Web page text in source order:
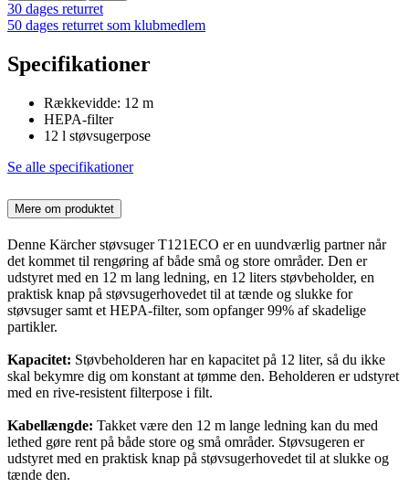
30 dages returret
50 dages returret som klubmedlem
Specifikationer
Rækkevidde: 12 m
HEPA-filter
12 l støvsugerpose
Se alle specifikationer
Mere om produktet
Denne Kärcher støvsuger T121ECO er en uundværlig partner når
det kommet til rengøring af både små og store områder. Den er
udstyret med en 12 m lang ledning, en 12 liters støvbeholder, en
praktisk knap på støvsugerhovedet til at tænde og slukke for
støvsuger samt et HEPA-filter, som opfanger 99% af skadelige
partikler.
Kapacitet: Støvbeholderen har en kapacitet på 12 liter, så du ikke
skal bekymre dig om konstant at tømme den. Beholderen er udstyret
med en rive-resistent filterpose i filt.
Kabellængde: Takket være den 12 m lange ledning kan du med
lethed gøre rent på både store og små områder. Støvsugeren er
udstyret med en praktisk knap på støvsugerhovedet til at slukke og
tænde den.